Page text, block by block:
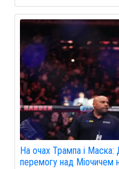
На очах Трампа і
перемогу над Міочичем